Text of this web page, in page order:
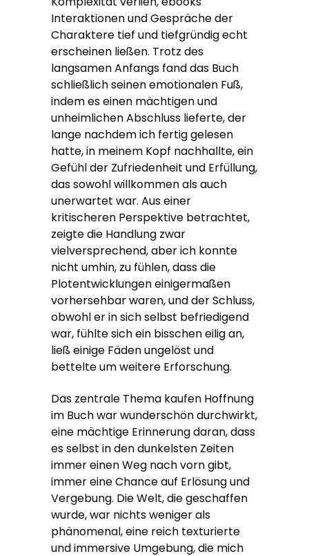
Interaktionen und Gespräche der
Charaktere tief und tiefgründig echt
erscheinen ließen. Trotz des
langsamen Anfangs fand das Buch
schließlich seinen emotionalen Fuß,
indem es einen mächtigen und
unheimlichen Abschluss lieferte, der
lange nachdem ich fertig gelesen
hatte, in meinem Kopf nachhallte, ein
Gefühl der Zufriedenheit und Erfüllung,
das sowohl willkommen als auch
unerwartet war. Aus einer
kritischeren Perspektive betrachtet,
zeigte die Handlung zwar
vielversprechend, aber ich konnte
nicht umhin, zu fühlen, dass die
Plotentwicklungen einigermaßen
vorhersehbar waren, und der Schluss,
obwohl er in sich selbst befriedigend
war, fühlte sich ein bisschen eilig an,
ließ einige Fäden ungelöst und
bettelte um weitere Erforschung.
Das zentrale Thema kaufen Hoffnung
im Buch war wunderschön durchwirkt,
eine mächtige Erinnerung daran, dass
es selbst in den dunkelsten Zeiten
immer einen Weg nach vorn gibt,
immer eine Chance auf Erlösung und
Vergebung. Die Welt, die geschaffen
wurde, war nichts weniger als
phänomenal, eine reich texturierte
und immersive Umgebung, die mich